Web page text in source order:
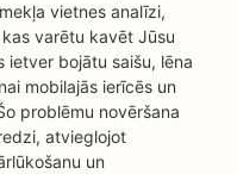
vietnes analīzi,
varētu kavēt Jūsu
ietver bojātu saišu, lēna
mobilajās ierīcēs un
problēmu novēršana
atvieglojot
un